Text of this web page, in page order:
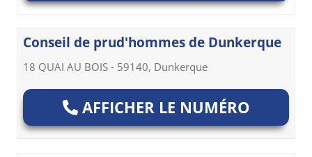
Conseil de prud'hommes de Dunkerque
18 QUAI AU BOIS - 59140, Dunkerque
AFFICHER LE NUMÉRO